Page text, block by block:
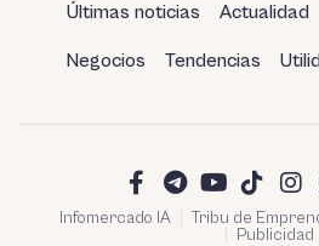
Últimas noticias Actualidad
Negocios Tendencias
Infomercado IA Tribu de
Publicidad